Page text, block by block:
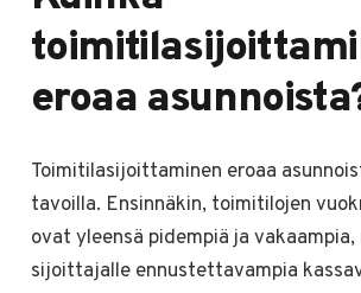
eroaa
Toimitilasijoittaminen eroaa
tavoilla. Ensinnäkin, toimitilojen
ovat yleensä pidempiä ja
sijoittajalle ennustettavampia